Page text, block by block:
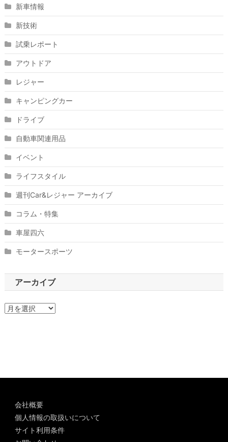
新車情報
新技術
試乗レポート
アウトドア
レジャー
キャンピングカー
ドライブ
自動車関連用品
イベント
ライフスタイル
週刊Car&レジャー アーカイブ
コラム・特集
車屋四六
モータースポーツ
アーカイブ
ア
会社概要
個人情報の取扱いについて
サイト利用条件